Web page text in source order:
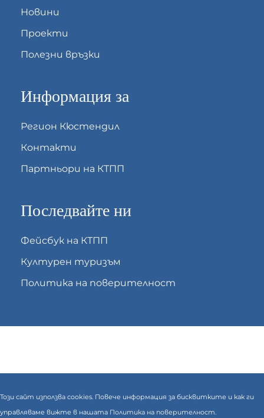
Новини
Проекти
Полезни връзки
Информация за
Регион Кюстендил
Контакти
Партньори на КТПП
Последвайте ни
Фейсбук на КТПП
Културен туризъм
Политика на поверителност
Този сайт използва cookies. Повече информация за бисквитките и как ги
управляваме вижте в нашата Политика на поверителност.